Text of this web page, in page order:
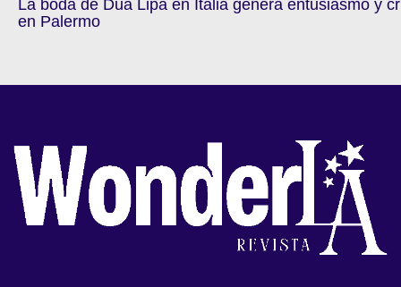
La boda de Dua Lipa en Italia genera entusiasmo y
en Palermo